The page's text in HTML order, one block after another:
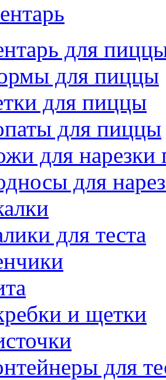
для
для пиццы
для пиццы
для пиццы
для нарезки
для
для теста
и щетки
для